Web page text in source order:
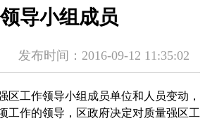
领导小组成员
布时间：2016-09-12 11:35:02
区工作领导小组成员单位和人员变动，
工作的领导，区政府决定对质量强区工